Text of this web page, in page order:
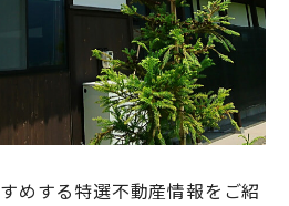
めする特選不動産情報をご紹